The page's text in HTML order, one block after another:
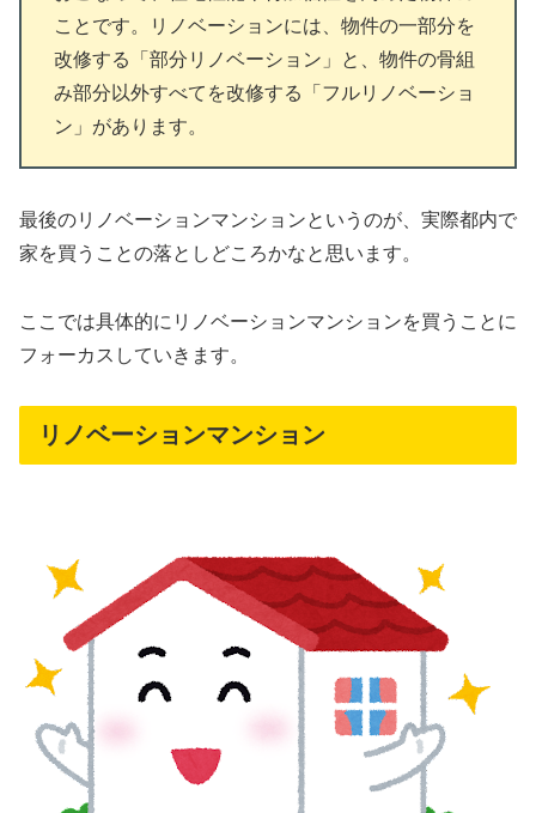
ことです。リノベーションには、物件の一部分を
改修する「部分リノベーション」と、物件の骨組
み部分以外すべてを改修する「フルリノベーショ
ン」があります。
最後のリノベーションマンションというのが、実際都内で
家を買うことの落としどころかなと思います。
ここでは具体的にリノベーションマンションを買うことに
フォーカスしていきます。
リノベーションマンション